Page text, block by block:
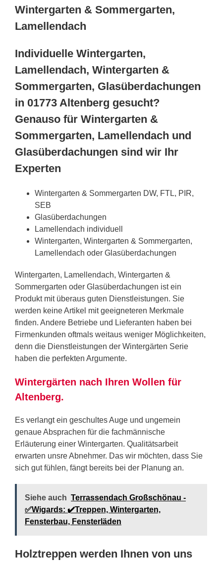
Wintergarten & Sommergarten,
Lamellendach
Individuelle Wintergarten,
Lamellendach, Wintergarten &
Sommergarten, Glasüberdachungen
in 01773 Altenberg gesucht?
Genauso für Wintergarten &
Sommergarten, Lamellendach und
Glasüberdachungen sind wir Ihr
Experten
Wintergarten & Sommergarten DW, FTL, PIR,
SEB
Glasüberdachungen
Lamellendach individuell
Wintergarten, Wintergarten & Sommergarten,
Lamellendach oder Glasüberdachungen
Wintergarten, Lamellendach, Wintergarten &
Sommergarten oder Glasüberdachungen ist ein
Produkt mit überaus guten Dienstleistungen. Sie
werden keine Artikel mit geeigneteren Merkmale
finden. Andere Betriebe und Lieferanten haben bei
Firmenkunden oftmals weitaus weniger Möglichkeiten,
denn die Dienstleistungen der Wintergärten Serie
haben die perfekten Argumente.
Wintergärten nach Ihren Wollen für
Altenberg.
Es verlangt ein geschultes Auge und ungemein
genaue Absprachen für die fachmännische
Erläuterung einer Wintergarten. Qualitätsarbeit
erwarten unsre Abnehmer. Das wir möchten, dass Sie
sich gut fühlen, fängt bereits bei der Planung an.
Siehe auch Terrassendach Großschönau -
✅Wigards: ✔️Treppen, Wintergarten,
Fensterbau, Fensterläden
Holztreppen werden Ihnen von uns